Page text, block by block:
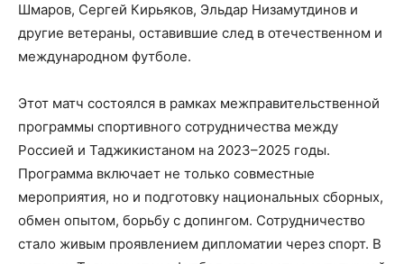
Шмаров, Сергей Кирьяков, Эльдар Низамутдинов и
другие ветераны, оставившие след в отечественном и
международном футболе.
Этот матч состоялся в рамках межправительственной
программы спортивного сотрудничества между
Россией и Таджикистаном на 2023–2025 годы.
Программа включает не только совместные
мероприятия, но и подготовку национальных сборных,
обмен опытом, борьбу с допингом. Сотрудничество
стало живым проявлением дипломатии через спорт. В